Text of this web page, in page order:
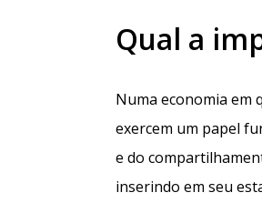
Qual a
Numa economia em
exercem um papel
e do
inserindo em seu